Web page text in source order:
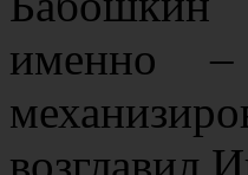
именно